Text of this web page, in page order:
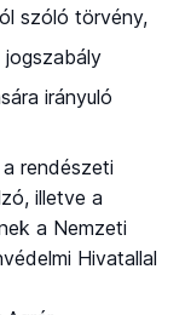
szóló törvény,
jogszabály
irányuló
rendészeti
illetve a
a Nemzeti
Hivatallal